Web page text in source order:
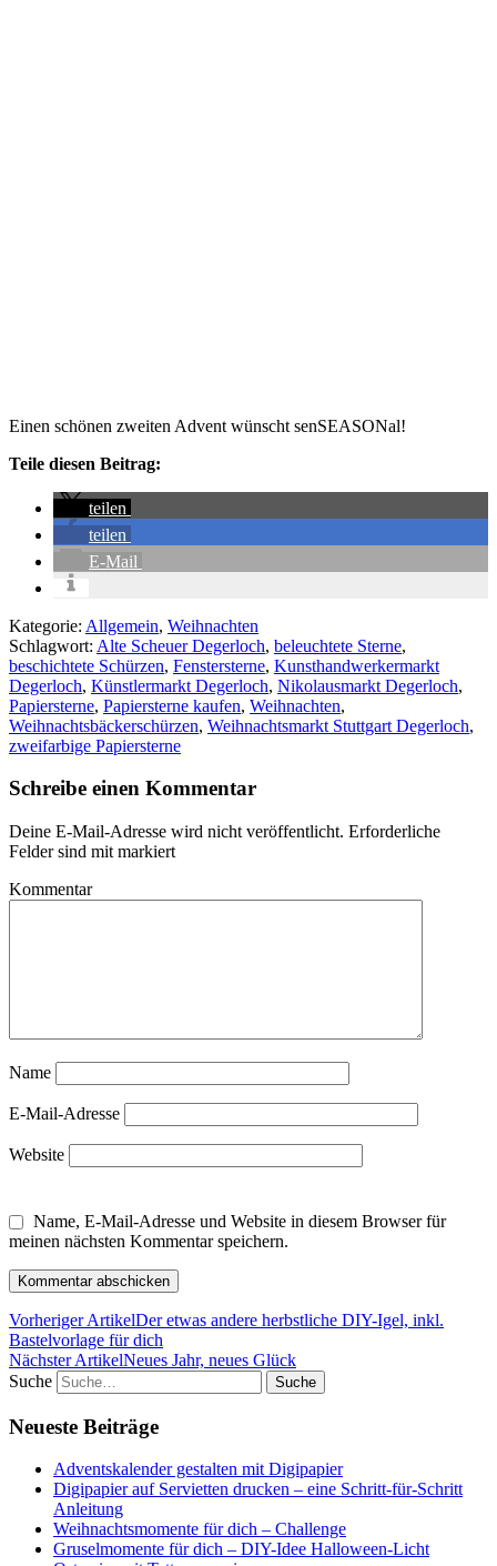
Einen schönen zweiten Advent wünscht senSEASONal!
Teile diesen Beitrag:
teilen
teilen
E-Mail
Kategorie: Allgemein, Weihnachten
Schlagwort: Alte Scheuer Degerloch, beleuchtete Sterne,
beschichtete Schürzen, Fenstersterne, Kunsthandwerkermarkt
Degerloch, Künstlermarkt Degerloch, Nikolausmarkt Degerloch,
Papiersterne, Papiersterne kaufen, Weihnachten,
Weihnachtsbäckerschürzen, Weihnachtsmarkt Stuttgart Degerloch,
zweifarbige Papiersterne
Schreibe einen Kommentar
Deine E-Mail-Adresse wird nicht veröffentlicht. Erforderliche
Felder sind mit markiert
Kommentar
Name
E-Mail-Adresse
Website
Name, E-Mail-Adresse und Website in diesem Browser für
meinen nächsten Kommentar speichern.
Vorheriger ArtikelDer etwas andere herbstliche DIY-Igel, inkl.
Bastelvorlage für dich
Nächster ArtikelNeues Jahr, neues Glück
Suche
Neueste Beiträge
Adventskalender gestalten mit Digipapier
Digipapier auf Servietten drucken – eine Schritt-für-Schritt
Anleitung
Weihnachtsmomente für dich – Challenge
Gruselmomente für dich – DIY-Idee Halloween-Licht